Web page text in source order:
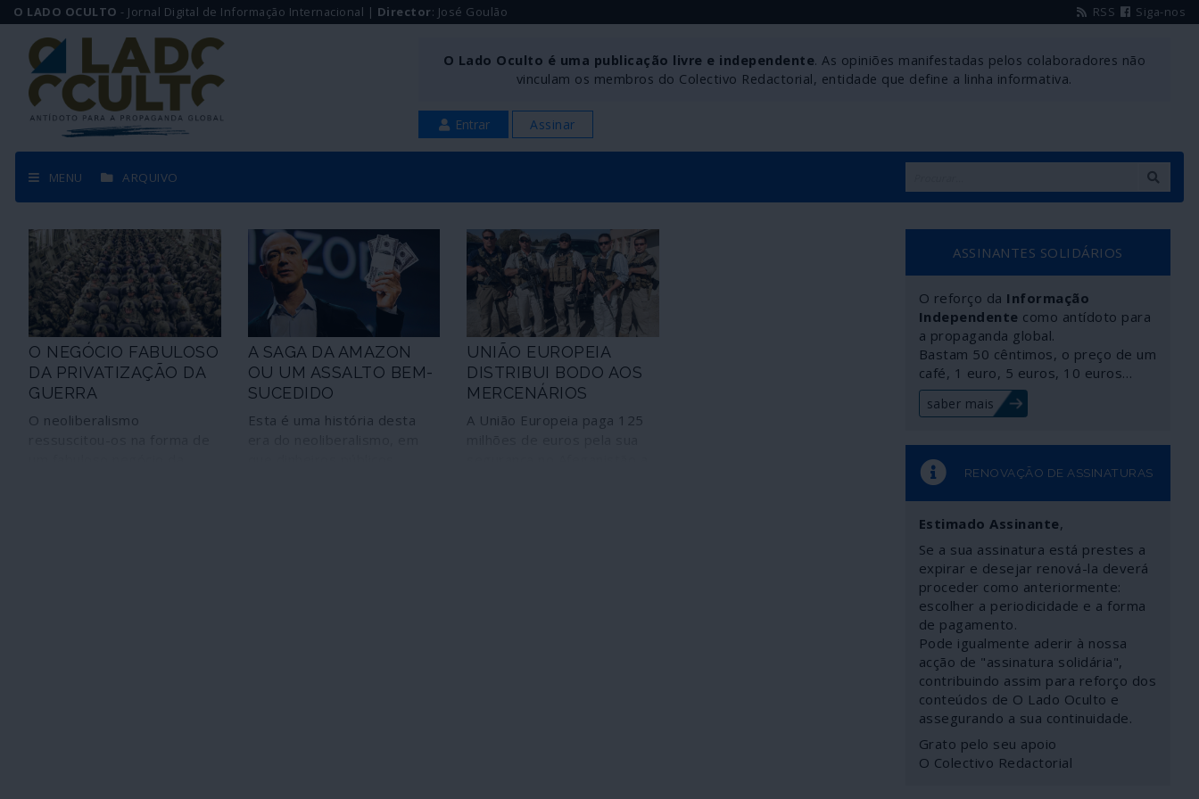
O LADO OCULTO - Jornal Digital de Informação Internacional | Director: José Goulão RSS Siga-nos
O Lado Oculto é uma publicação livre e independente. As opiniões manifestadas pelos colaboradores não
vinculam os membros do Colectivo Redactorial, entidade que define a linha informativa.
Entrar Assinar
MENU ARQUIVO
O NEGÓCIO FABULOSO
DA PRIVATIZAÇÃO DA
GUERRA
O neoliberalismo
A SAGA DA AMAZON
OU UM ASSALTO BEM-
SUCEDIDO
Esta é uma história desta
UNIÃO EUROPEIA
DISTRIBUI BODO AOS
MERCENÁRIOS
A União Europeia paga 125
ASSINANTES SOLIDÁRIOS
O reforço da Informação
Independente como antídoto para
a propaganda global.
Bastam 50 cêntimos, o preço de um
café, 1 euro, 5 euros, 10 euros…
saber mais
RENOVAÇÃO DE ASSINATURAS
Estimado Assinante,
Se a sua assinatura está prestes a
expirar e desejar renová-la deverá
proceder como anteriormente:
escolher a periodicidade e a forma
de pagamento.
Pode igualmente aderir à nossa
acção de "assinatura solidária",
contribuindo assim para reforço dos
conteúdos de O Lado Oculto e
assegurando a sua continuidade.
Grato pelo seu apoio
O Colectivo Redactorial